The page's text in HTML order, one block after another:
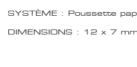
SYSTÈME : Poussette
DIMENSIONS : 12 x 7